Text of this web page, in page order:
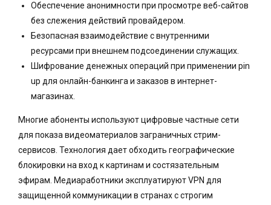
Обеспечение анонимности при просмотре веб-сайтов
без слежения действий провайдером.
Безопасная взаимодействие с внутренними
ресурсами при внешнем подсоединении служащих.
Шифрование денежных операций при применении pin
up для онлайн-банкинга и заказов в интернет-
магазинах.
Многие абоненты используют цифровые частные сети
для показа видеоматериалов заграничных стрим-
сервисов. Технология дает обходить географические
блокировки на вход к картинам и состязательным
эфирам. Медиаработники эксплуатируют VPN для
защищенной коммуникации в странах с строгим